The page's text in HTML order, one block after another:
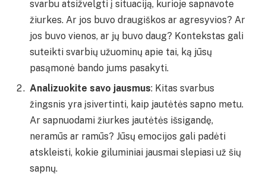
svarbu atsižvelgti į situaciją, kurioje sapnavote
žiurkes. Ar jos buvo draugiškos ar agresyvios? Ar
jos buvo vienos, ar jų buvo daug? Kontekstas gali
suteikti svarbių užuominų apie tai, ką jūsų
pasąmonė bando jums pasakyti.
Analizuokite savo jausmus: Kitas svarbus
žingsnis yra įsivertinti, kaip jautėtės sapno metu.
Ar sapnuodami žiurkes jautėtės išsigandę,
neramūs ar ramūs? Jūsų emocijos gali padėti
atskleisti, kokie giluminiai jausmai slepiasi už šių
sapnų.